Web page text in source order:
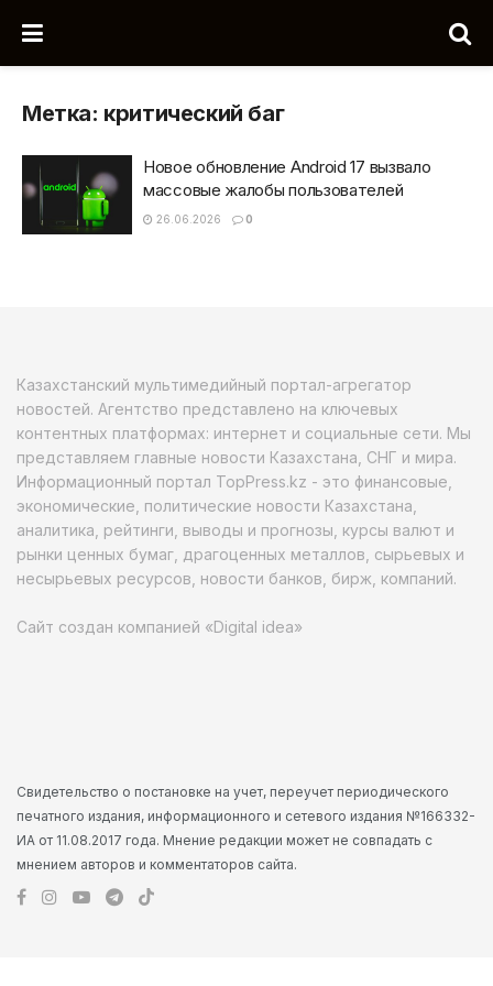
Метка: критический баг
Новое обновление Android 17 вызвало
массовые жалобы пользователей
26.06.2026 0
Казахстанский мультимедийный портал-агрегатор
новостей. Агентство представлено на ключевых
контентных платформах: интернет и социальные сети. Мы
представляем главные новости Казахстана, СНГ и мира.
Информационный портал TopPress.kz - это финансовые,
экономические, политические новости Казахстана,
аналитика, рейтинги, выводы и прогнозы, курсы валют и
рынки ценных бумаг, драгоценных металлов, сырьевых и
несырьевых ресурсов, новости банков, бирж, компаний.
Сайт создан компанией «Digital idea»
Свидетельство о постановке на учет, переучет периодического
печатного издания, информационного и сетевого издания №166332-
ИА от 11.08.2017 года. Мнение редакции может не совпадать с
мнением авторов и комментаторов сайта.